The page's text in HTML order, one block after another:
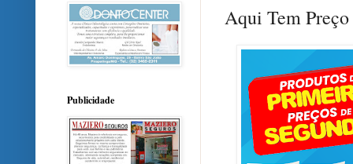
Aqui Tem
Publicidade